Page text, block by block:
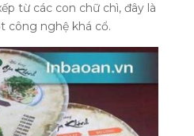
từ các con chữ chì, đây là
công nghệ khá cổ.